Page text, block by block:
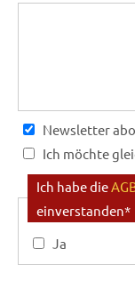
Newsletter
Ich möchte
Mein/e
(Angabe von E-
Ich habe die
einverstanden*
Ja